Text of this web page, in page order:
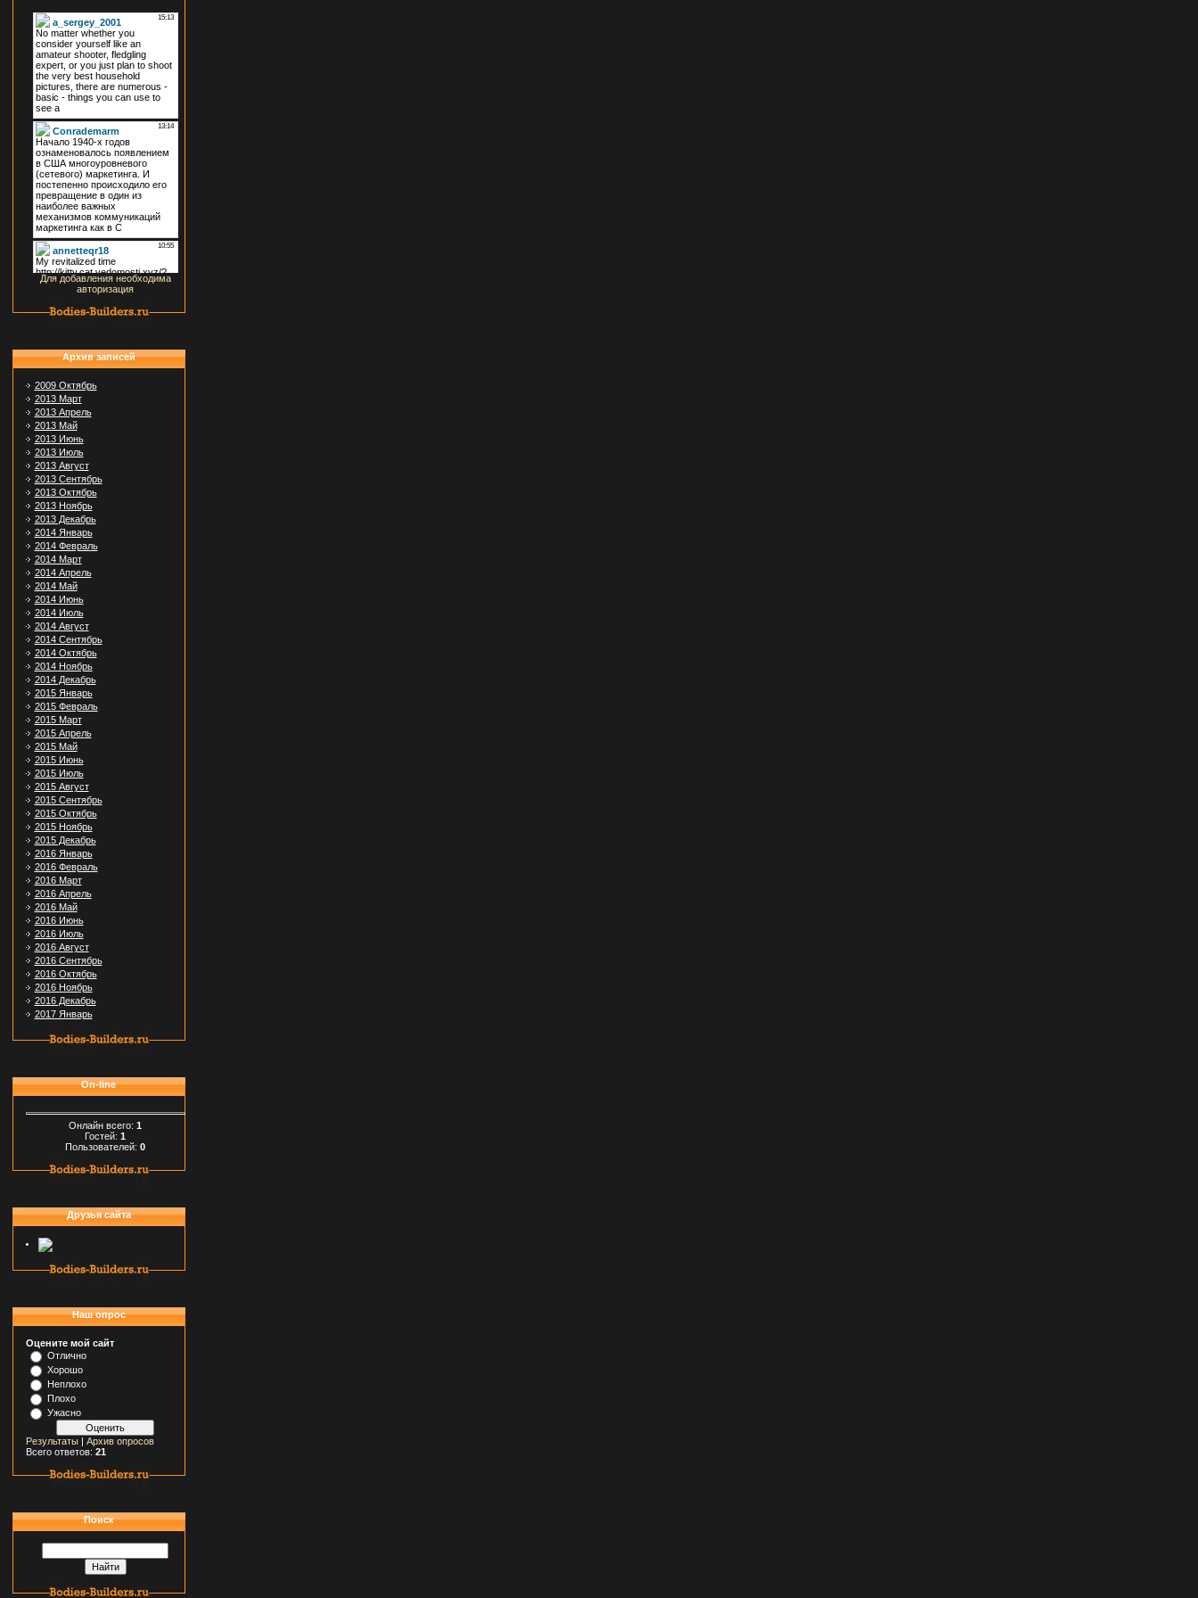
Для добавления необходима
авторизация
Архив записей
2009 Октябрь
2013 Март
2013 Апрель
2013 Май
2013 Июнь
2013 Июль
2013 Август
2013 Сентябрь
2013 Октябрь
2013 Ноябрь
2013 Декабрь
2014 Январь
2014 Февраль
2014 Март
2014 Апрель
2014 Май
2014 Июнь
2014 Июль
2014 Август
2014 Сентябрь
2014 Октябрь
2014 Ноябрь
2014 Декабрь
2015 Январь
2015 Февраль
2015 Март
2015 Апрель
2015 Май
2015 Июнь
2015 Июль
2015 Август
2015 Сентябрь
2015 Октябрь
2015 Ноябрь
2015 Декабрь
2016 Январь
2016 Февраль
2016 Март
2016 Апрель
2016 Май
2016 Июнь
2016 Июль
2016 Август
2016 Сентябрь
2016 Октябрь
2016 Ноябрь
2016 Декабрь
2017 Январь
On-line
Онлайн всего: 1
Гостей: 1
Пользователей: 0
Друзья сайта
Наш опрос
Оцените мой сайт
Отлично
Хорошо
Неплохо
Плохо
Ужасно
Результаты| Архив опросов
Всего ответов: 21
Поиск